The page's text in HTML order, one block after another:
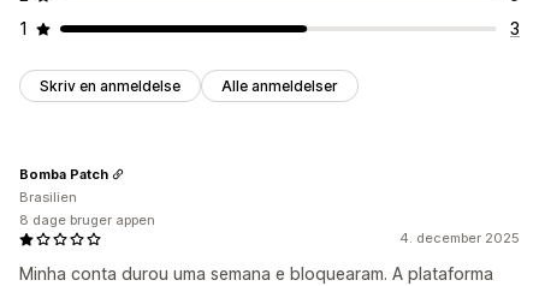
1
3
Skriv en anmeldelse Alle anmeldelser
4. december 2025
Minha conta durou uma semana e bloquearam. A plataforma
Bomba Patch
Brasilien
8 dage bruger appen